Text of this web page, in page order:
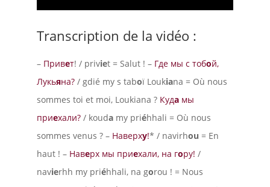
Transcription de la vidéo :
– Привет! / priviet = Salut ! – Где мы с тобой,
Лукьяна?/ gdié my s taboï Loukiana = Où nous
sommes toi et moi, Loukiana ? Кудамы
приехали?/ koudamy priéhhali = Où nous
sommes venus ? – Наверху!* / navirhou = En
haut ! – Наверх мы приехали, на гору! /
navierhh my priéhhali, na gorou ! = Nous